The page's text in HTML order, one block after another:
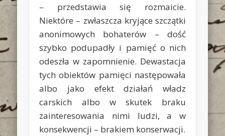
– przedstawia się rozmaicie.
Niektóre – zwłaszcza kryjące szczątki
anonimowych bohaterów – dość
szybko podupadły i pamięć o nich
odeszła w zapomnienie. Dewastacja
tych obiektów pamięci następowała
albo jako efekt działań władz
carskich albo w skutek braku
zainteresowania nimi ludzi, a w
konsekwencji – brakiem konserwacji.